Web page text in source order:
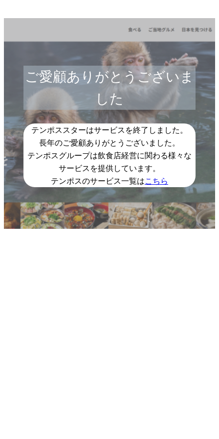
ご愛顧ありがとうございま
した
テンポススターはサービスを終了しました。
長年のご愛顧ありがとうございました。
テンポスグループは飲食店経営に関わる様々な
サービスを提供しています。
テンポスのサービス一覧はこちら